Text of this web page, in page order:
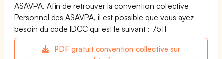
ASAVPA. Afin de retrouver la convention collective
Personnel des ASAVPA, il est possible que vous ayez
besoin du code IDCC qui est le suivant : 7511
PDF gratuit convention collective sur